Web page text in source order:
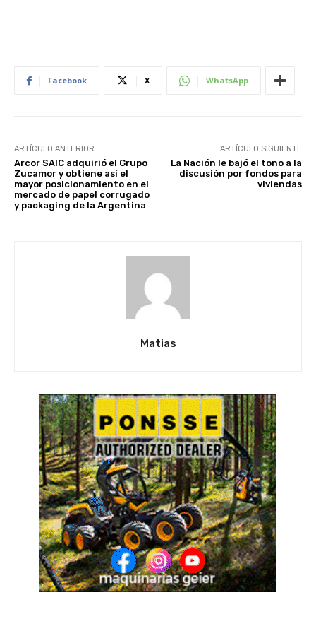
Facebook X WhatsApp
ARTÍCULO ANTERIOR
Arcor SAIC adquirió el Grupo
Zucamor y obtiene así el
mayor posicionamiento en el
mercado de papel corrugado
y packaging de la Argentina
ARTÍCULO SIGUIENTE
La Nación le bajó el tono a la
discusión por fondos para
viviendas
Matias